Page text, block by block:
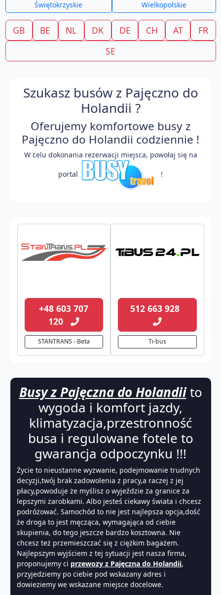
Świętokrzyskie
Wielkopolskie
GB BE NL DK DE CH AT
FR
SE
Szukasz busów z Pajęczno do
Holandii ?
Oferujemy komfortowe busy z
Pajęczno do Holandii codziennie !
W celu dokonania rezerwacji miejsca, powołaj się na
portal !
+48 603 707
120
STANTRANS - Beta
512 663 928
Ti-bus
Busy z Pajęczna do Holandiito
wygoda i komfort jazdy,
klimatyzacja,przestronność
busa i regulowane fotele to
gwarancja odpoczynku !!!
Życie to nieustanne wyzwanie, podejmowanie trudnych
decyzji,twój brak zadowolenia z pracy,a raczej z jej
płacy,powoduje że myślisz o wyjeździe za granice za
lepszymi zarobkami. Albo jesteś ciekawy świata i chcesz
podróżować. Samochód to nie jest najlepsza opcja,dość
że droga to jest męcząca, wymagająca od ciebie
skupienia, do tego jeszcze bardzo kosztowna. Nie
chcesz też przemieszczać się z ciężkim bagażem.
Najlepszym wyjściem z tej sytuacji jest nasza firma,
proponujemy ci przewozy z Pajęczna do Holandii,
przyjedziemy po ciebie pod wskazany adres i
dowieziemy we wskazane miejsce docelowe.